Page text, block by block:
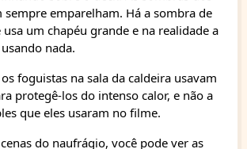
sempre emparelham. Há a sombra de
um chapéu grande e na realidade a
nada.
foguistas na sala da caldeira usavam
protegê-los do intenso calor, e não a
que eles usaram no filme.
do naufrágio, você pode ver as